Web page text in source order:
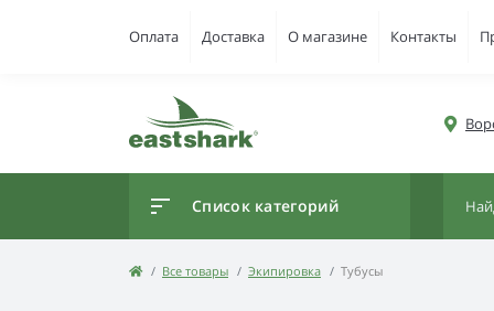
Оплата Доставка О магазине Контакты
Список категорий
Все товары Экипировка Тубусы